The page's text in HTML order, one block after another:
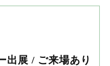
出展 / ご来場あり